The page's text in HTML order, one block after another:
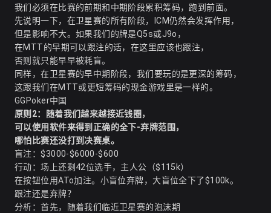
我们必须在比赛的前期和中期阶段累积筹码，跑到前面。
先说明一下，在卫星赛的所有阶段，ICM仍然会发挥作用，
但是影响不大。如果我们的牌是Q5s或J9o，
在MTT的早期可以跟注的话，在这里应该也跟注，
否则就只能早早被耗盲。
同样，在卫星赛的早中期阶段，我们要玩的是更深的筹码，
这跟我们在MTT或更短筹码的现金游戏里是一样的。
GGPoker中国
原则2：随着我们越来越接近钱圈，
可以使用软件来得到正确的全下-弃牌范围，
哪怕比赛还没打到决赛桌。
盲注：$3000-$6000-$600
行动：场上还剩42位选手，主人公（$115k）
在按钮位用ATo加注。小盲位弃牌，大盲位全下了$100k。
跟注还是弃牌？
分析：首先，随着我们临近卫星赛的泡沫期